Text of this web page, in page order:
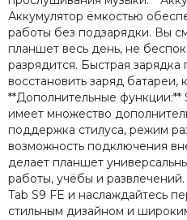
Аккумулятор ёмкостью
работы без подзарядки. Вы
планшет весь день, не
разрядится. Быстрая зарядка
восстановить заряд батареи,
**Дополнительные функции:**
имеет множество
поддержка стилуса, режим
возможность подключения
делает планшет
работы, учёбы и
Tab S9 FE и наслаждайтесь
стильным дизайном и